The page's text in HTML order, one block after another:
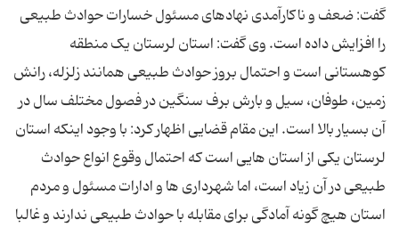
گفت: ضعف و ناکارآمدی نهادهای مسئول خسارات حوادث طبیعی
را افزایش داده است. وی گفت: استان لرستان یک منطقه
کوهستانی است و احتمال بروز حوادث طبیعی همانند زلزله، رانش
زمین، طوفان، سیل و بارش برف سنگین در فصول مختلف سال در
آن بسیار بالا است. این مقام قضایی اظهار کرد: با وجود اینکه استان
لرستان یکی از استان هایی است که احتمال وقوع انواع حوادث
طبیعی در آن زیاد است، اما شهرداری ها و ادارات مسئول و مردم
استان هیچ گونه آمادگی برای مقابله با حوادث طبیعی ندارند و غالبا